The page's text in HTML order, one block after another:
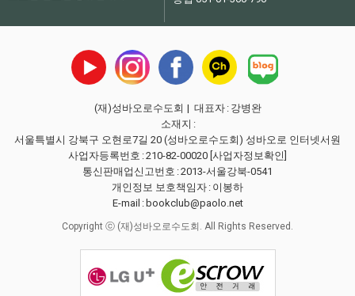
(재)성바오로수도회 | 대표자 : 강병완
소재지 :
서울특별시 강북구 오현로7길 20 (성바오로수도회) 성바오로 인터넷서원
사업자등록번호 :210-82-00020 [사업자정보확인]
통신판매업신고번호 :2013-서울강북-0541
개인정보 보호책임자 : 이봉하
E-mail : bookclub@paolo.net
Copyright ⓒ (재)성바오로수도회. All Rights Reserved.